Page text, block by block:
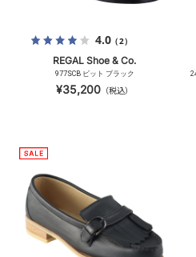
4.0（2）
REGAL Shoe & Co.
977SCB ビット ブラック
¥35,200 （税込）